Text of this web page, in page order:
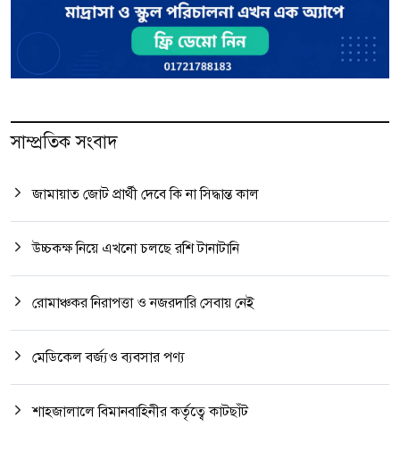
সাম্প্রতিক সংবাদ
জামায়াত জোট প্রার্থী দেবে কি না সিদ্ধান্ত কাল
উচ্চকক্ষ নিয়ে এখনো চলছে রশি টানাটানি
রোমাঞ্চকর নিরাপত্তা ও নজরদারি সেবায় নেই
মেডিকেল বর্জ্যও ব্যবসার পণ্য
শাহজালালে বিমানবাহিনীর কর্তৃত্বে কাটছাঁট